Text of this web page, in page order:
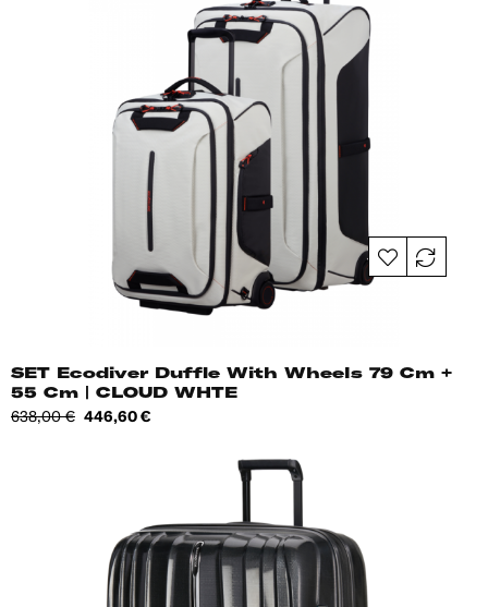
SET Ecodiver Duffle With Wheels 79 Cm +
55 Cm | CLOUD WHTE
Tavahind
638,00 € Hind
446,60 €